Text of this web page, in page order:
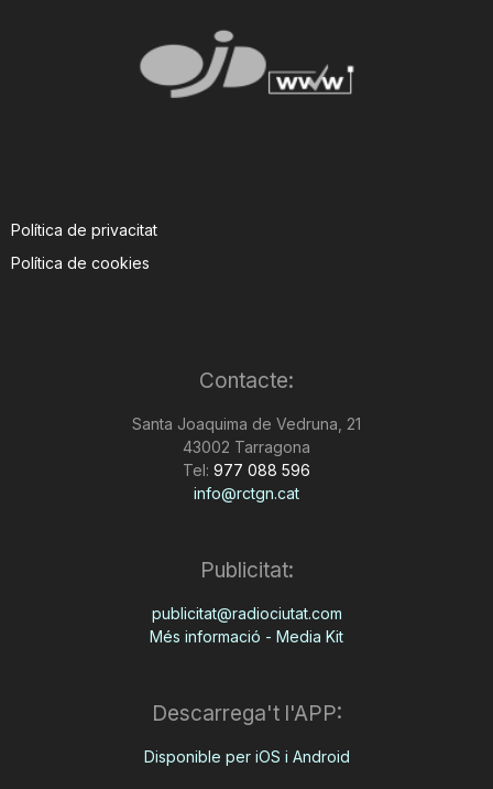
Política de privacitat
Política de cookies
Contacte:
Santa Joaquima de Vedruna, 21
43002 Tarragona
Tel: 977 088 596
info@rctgn.cat
Publicitat:
publicitat@radiociutat.com
Més informació - Media Kit
Descarrega't l'APP:
Disponible per iOS i Android